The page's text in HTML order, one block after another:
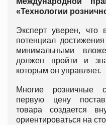
«Технологии
Эксперт уверен, что
потенциал
минимальными
должен пройти и
которым он управляет.
Многие розничные
первую цену
товара создается
ориентироваться на